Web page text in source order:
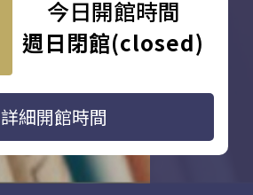
今日開館時間
週日閉館(closed)
詳細開館時間